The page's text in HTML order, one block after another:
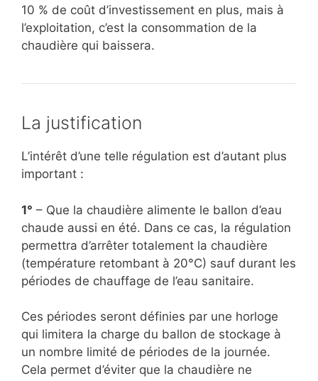
10 % de coût d’investissement en plus, mais à
l’exploitation, c’est la consommation de la
chaudière qui baissera.
La justification
L’intérêt d’une telle régulation est d’autant plus
important :
1° – Que la chaudière alimente le ballon d’eau
chaude aussi en été. Dans ce cas, la régulation
permettra d’arrêter totalement la chaudière
(température retombant à 20°C) sauf durant les
périodes de chauffage de l’eau sanitaire.
Ces périodes seront définies par une horloge
qui limitera la charge du ballon de stockage à
un nombre limité de périodes de la journée.
Cela permet d’éviter que la chaudière ne